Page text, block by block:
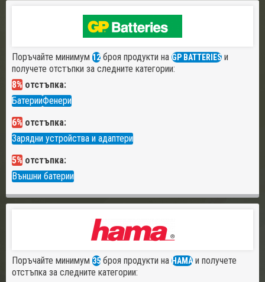
Поръчайте минимум 12 броя продукти на GP BATTERIES и
получете отстъпки за следните категории:
8% отстъпка:
БатерииФенери
6% отстъпка:
Зарядни устройства и адаптери
5% отстъпка:
Външни батерии
Поръчайте минимум 35 броя продукти на HAMA и получете
отстъпка за следните категории: